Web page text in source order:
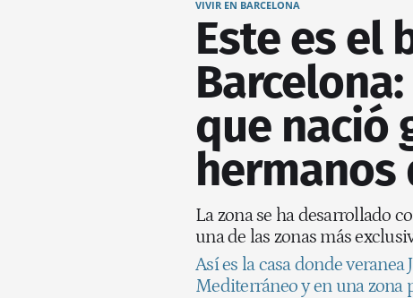
VIVIR EN BARCELONA
Este es el
que nació
hermanos
La zona se ha desarrollado
una de las zonas más
Así es la casa donde
Mediterráneo y en una zona